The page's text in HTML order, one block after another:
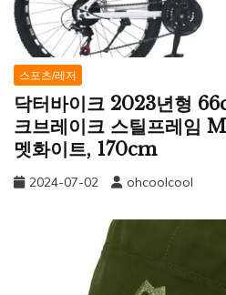
스포츠/레저
닥터바이크 2023년형
크브레이크 스틸프레임
멧화이트, 170cm
2024-07-02 ohcoolcool